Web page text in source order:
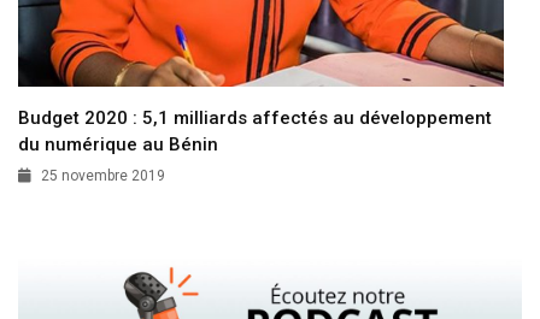
Budget 2020 : 5,1 milliards affectés au développement
du numérique au Bénin
25 novembre 2019